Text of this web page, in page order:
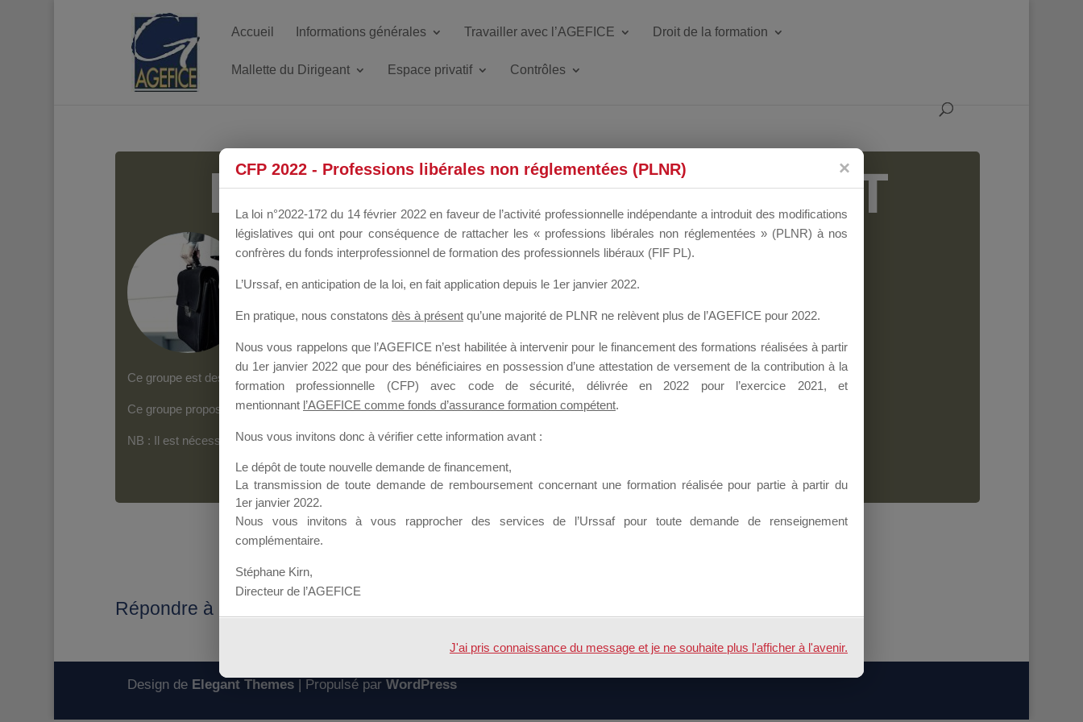
Accueil Informations générales Travailler avec l’AGEFICE Droit de la formation
Mallette du Dirigeant Espace privatif Contrôles
MALLETTE DU DIRIGEANT
Groupe Public il y a un mois
Ce groupe est destiné aux Organismes de Formation qui souhaitent répondre à l’Appel à Propositions Mallette du Dirigeant.
Ce groupe propose un forum dédié au support sur lequel il est possible de laisser un message ou poser une question.
NB : Il est nécessaire d’êtreinscrit(e)pour pouvoir rejoindre ce groupe
Répondre à : Dossiers MDD 2016
Design de Elegant Themes| Propulsé par WordPress
CFP 2022 - Professions libérales non réglementées (PLNR)
La loi n°2022-172 du 14 février 2022 en faveur de l’activité professionnelle indépendante a introduit des modifications
législatives qui ont pour conséquence de rattacher les « professions libérales non réglementées » (PLNR) à nos
confrères du fonds interprofessionnel de formation des professionnels libéraux (FIF PL).
L’Urssaf, en anticipation de la loi, en fait application depuis le 1er janvier 2022.
En pratique, nous constatons dès à présent qu’une majorité de PLNR ne relèvent plus de l’AGEFICE pour 2022.
Nous vous rappelons que l’AGEFICE n’est habilitée à intervenir pour le financement des formations réalisées à partir
du 1er janvier 2022 que pour des bénéficiaires en possession d’une attestation de versement de la contribution à la
formation professionnelle (CFP) avec code de sécurité, délivrée en 2022 pour l’exercice 2021, et
mentionnant l’AGEFICE comme fonds d’assurance formation compétent.
Nous vous invitons donc à vérifier cette information avant :
Le dépôt de toute nouvelle demande de financement,
La transmission de toute demande de remboursement concernant une formation réalisée pour partie à partir du
1er janvier 2022.
Nous vous invitons à vous rapprocher des services de l’Urssaf pour toute demande de renseignement
complémentaire.
Stéphane Kirn,
Directeur de l’AGEFICE
J'ai pris connaissance du message et je ne souhaite plus l'afficher à l'avenir.